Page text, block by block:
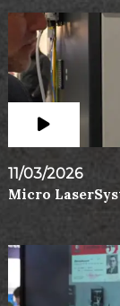
11/03/2026
Micro